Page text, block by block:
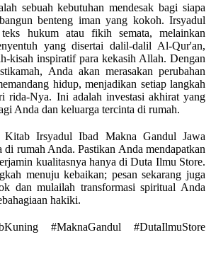
sebuah kebutuhan mendesak bagi siapa
benteng iman yang kokoh. Irsyadul
hukum atau fikih semata, melainkan
yang disertai dalil-dalil Al-Qur'an,
kisah inspiratif para kekasih Allah. Dengan
Anda akan merasakan perubahan
hidup, menjadikan setiap langkah
rida-Nya. Ini adalah investasi akhirat yang
Anda dan keluarga tercinta di rumah.
Irsyadul Ibad Makna Gandul Jawa
di rumah Anda. Pastikan Anda mendapatkan
kualitasnya hanya di Duta Ilmu Store.
menuju kebaikan; pesan sekarang juga
dan mulailah transformasi spiritual Anda
hakiki.
#MaknaGandul #DutaIlmuStore